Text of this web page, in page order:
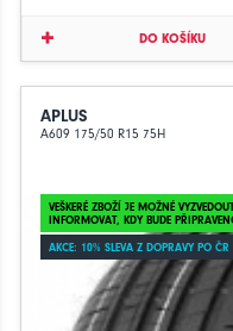
DO KOŠÍKU
APLUS
A609 175/50 R15 75H
VEŠKERÉ ZBOŽÍ JE MOŽNÉ
INFORMOVAT, KDY BUDE
AKCE: 10% SLEVA Z DOPRAVY PO ČR